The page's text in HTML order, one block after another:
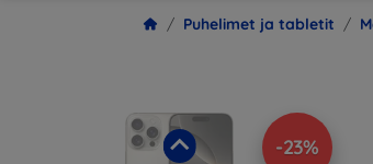
Puhelimet ja tabletit
-23%